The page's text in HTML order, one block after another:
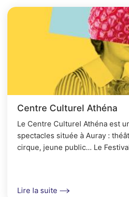
Centre Culturel Athéna
Le Centre Culturel Athéna est
spectacles située à Auray :
cirque, jeune public... Le
Lire la suite